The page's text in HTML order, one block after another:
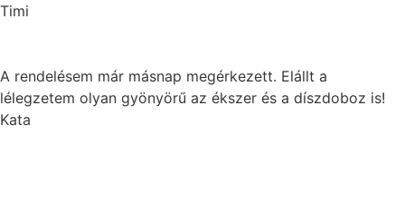
Timi
A rendelésem már másnap megérkezett. Elállt a
lélegzetem olyan gyönyörű az ékszer és a díszdoboz is!
Kata